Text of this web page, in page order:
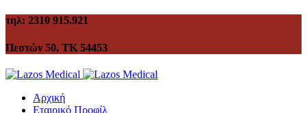
τηλ: 2310 915.921
Πεστών 50, ΤΚ 54453
Αρχική
Εταιρικό Προφίλ